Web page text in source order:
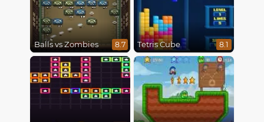
Balls vs Zombies 8.7 Tetris Cube 8.1